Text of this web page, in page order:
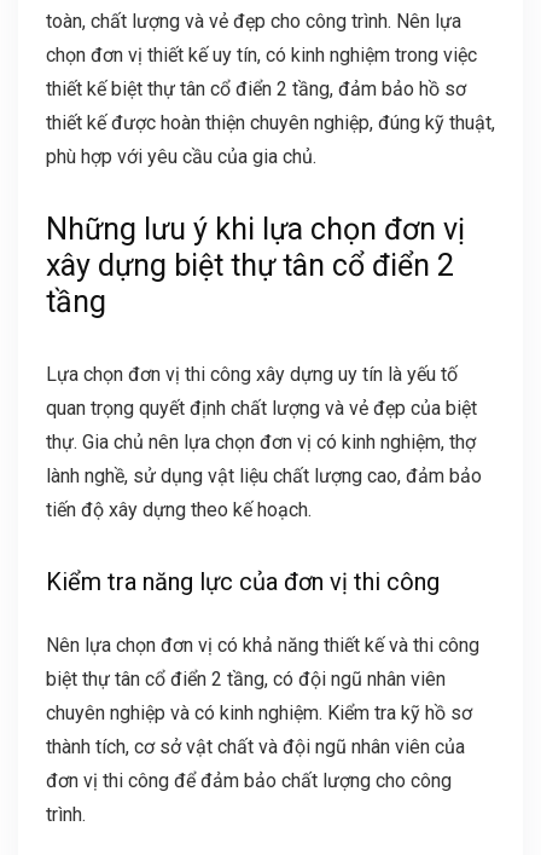
toàn, chất lượng và vẻ đẹp cho công trình. Nên lựa
chọn đơn vị thiết kế uy tín, có kinh nghiệm trong việc
thiết kế biệt thự tân cổ điển 2 tầng, đảm bảo hồ sơ
thiết kế được hoàn thiện chuyên nghiệp, đúng kỹ thuật,
phù hợp với yêu cầu của gia chủ.
Những lưu ý khi lựa chọn đơn vị
xây dựng biệt thự tân cổ điển 2
tầng
Lựa chọn đơn vị thi công xây dựng uy tín là yếu tố
quan trọng quyết định chất lượng và vẻ đẹp của biệt
thự. Gia chủ nên lựa chọn đơn vị có kinh nghiệm, thợ
lành nghề, sử dụng vật liệu chất lượng cao, đảm bảo
tiến độ xây dựng theo kế hoạch.
Kiểm tra năng lực của đơn vị thi công
Nên lựa chọn đơn vị có khả năng thiết kế và thi công
biệt thự tân cổ điển 2 tầng, có đội ngũ nhân viên
chuyên nghiệp và có kinh nghiệm. Kiểm tra kỹ hồ sơ
thành tích, cơ sở vật chất và đội ngũ nhân viên của
đơn vị thi công để đảm bảo chất lượng cho công
trình.